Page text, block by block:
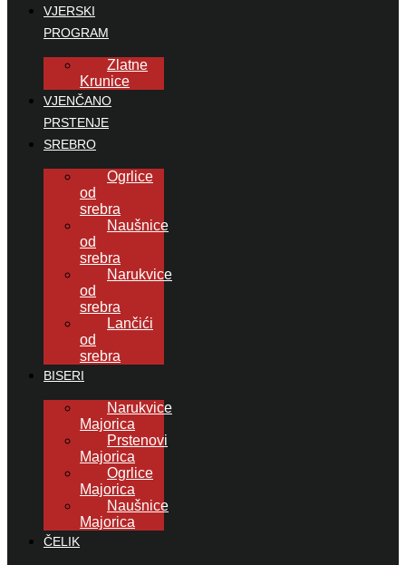
VJERSKI
PROGRAM
Zlatne
Krunice
VJENČANO
PRSTENJE
SREBRO
Ogrlice
od
srebra
Naušnice
od
srebra
Narukvice
od
srebra
Lančići
od
srebra
BISERI
Narukvice
Majorica
Prstenovi
Majorica
Ogrlice
Majorica
Naušnice
Majorica
ČELIK